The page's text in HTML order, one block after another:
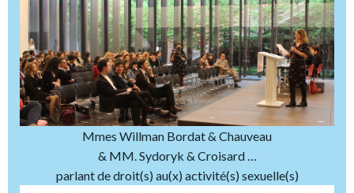
Mmes Willman Bordat & Chauveau
& MM. Sydoryk & Croisard …
parlant de droit(s) au(x) activité(s) sexuelle(s)